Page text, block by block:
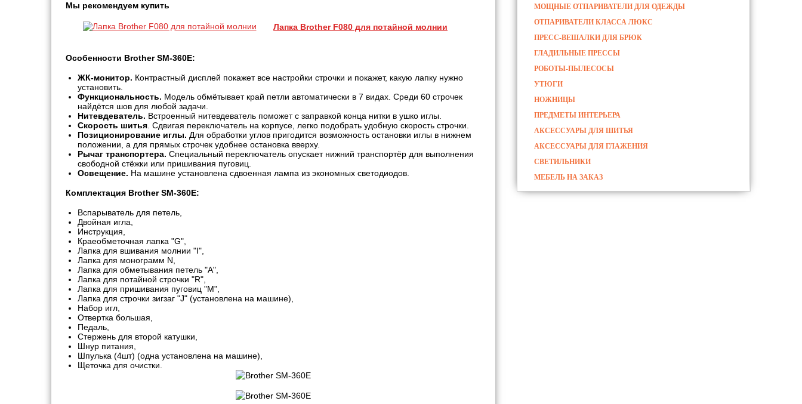
Мы рекомендуем купить
Лапка Brother F080 для потайной молнии
Особенности Brother SM-360E:
ЖК-монитор. Контрастный дисплей покажет все настройки строчки и покажет, какую лапку нужно
установить.
Функциональность. Модель обмётывает край петли автоматически в 7 видах. Среди 60 строчек
найдётся шов для любой задачи.
Нитевдеватель. Встроенный нитевдеватель поможет с заправкой конца нитки в ушко иглы.
Скорость шитья . Сдвигая переключатель на корпусе, легко подобрать удобную скорость строчки.
Позиционирование иглы. Для обработки углов пригодится возможность остановки иглы в нижнем
положении, а для прямых строчек удобнее остановка вверху.
Рычаг транспортера. Специальный переключатель опускает нижний транспортёр для выполнения
свободной стёжки или пришивания пуговиц.
Освещение. На машине установлена сдвоенная лампа из экономных светодиодов.
Комплектация Brother SM-360E:
Вспарыватель для петель,
Двойная игла,
Инструкция,
Краеобметочная лапка "G",
Лапка для вшивания молнии "I",
Лапка для монограмм N,
Лапка для обметывания петель "A",
Лапка для потайной строчки "R",
Лапка для пришивания пуговиц "M",
Лапка для строчки зигзаг "J" (установлена на машине),
Набор игл,
Отвертка большая,
Педаль,
Стержень для второй катушки,
Шнур питания,
Шпулька (4шт) (одна установлена на машине),
Щеточка для очистки.
МОЩНЫЕ ОТПАРИВАТЕЛИ ДЛЯ ОДЕЖДЫ
ОТПАРИВАТЕЛИ КЛАССА ЛЮКС
ПРЕСС-ВЕШАЛКИ ДЛЯ БРЮК
ГЛАДИЛЬНЫЕ ПРЕССЫ
РОБОТЫ-ПЫЛЕСОСЫ
УТЮГИ
НОЖНИЦЫ
ПРЕДМЕТЫ ИНТЕРЬЕРА
АКСЕССУАРЫ ДЛЯ ШИТЬЯ
АКСЕССУАРЫ ДЛЯ ГЛАЖЕНИЯ
СВЕТИЛЬНИКИ
МЕБЕЛЬ НА ЗАКАЗ